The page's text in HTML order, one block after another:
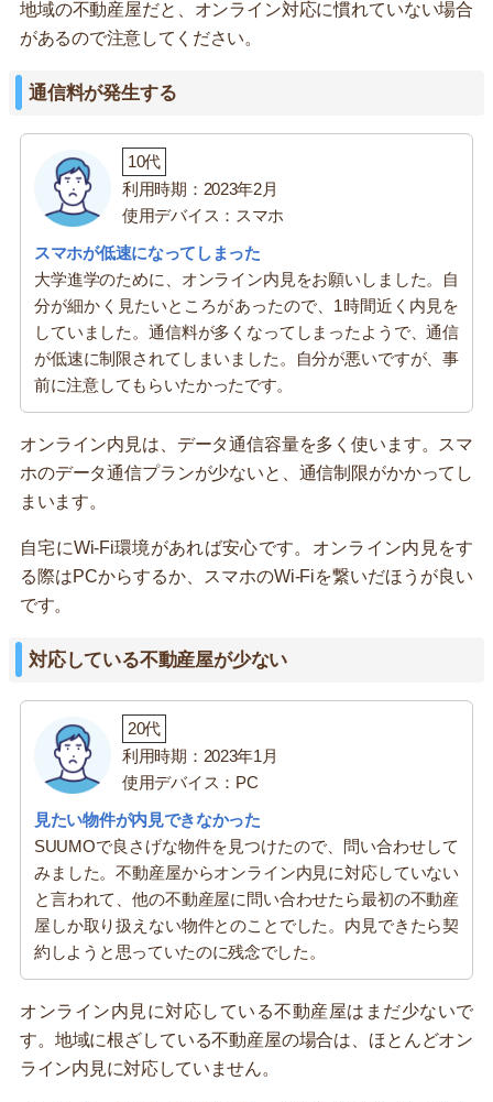
地域の不動産屋だと、オンライン対応に慣れていない場合
があるので注意してください。
通信料が発生する
10代
利用時期：2023年2月
使用デバイス：スマホ
スマホが低速になってしまった
大学進学のために、オンライン内見をお願いしました。自
分が細かく見たいところがあったので、1時間近く内見を
していました。通信料が多くなってしまったようで、通信
が低速に制限されてしまいました。自分が悪いですが、事
前に注意してもらいたかったです。
オンライン内見は、データ通信容量を多く使います。スマ
ホのデータ通信プランが少ないと、通信制限がかかってし
まいます。
自宅にWi-Fi環境があれば安心です。オンライン内見をす
る際はPCからするか、スマホのWi-Fiを繋いだほうが良い
です。
対応している不動産屋が少ない
20代
利用時期：2023年1月
使用デバイス：PC
見たい物件が内見できなかった
SUUMOで良さげな物件を見つけたので、問い合わせして
みました。不動産屋からオンライン内見に対応していない
と言われて、他の不動産屋に問い合わせたら最初の不動産
屋しか取り扱えない物件とのことでした。内見できたら契
約しようと思っていたのに残念でした。
オンライン内見に対応している不動産屋はまだ少ないで
す。地域に根ざしている不動産屋の場合は、ほとんどオン
ライン内見に対応していません。